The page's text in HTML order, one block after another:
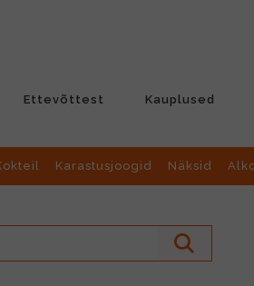
Ettevõttest Kauplused
Karastusjoogid Näksid